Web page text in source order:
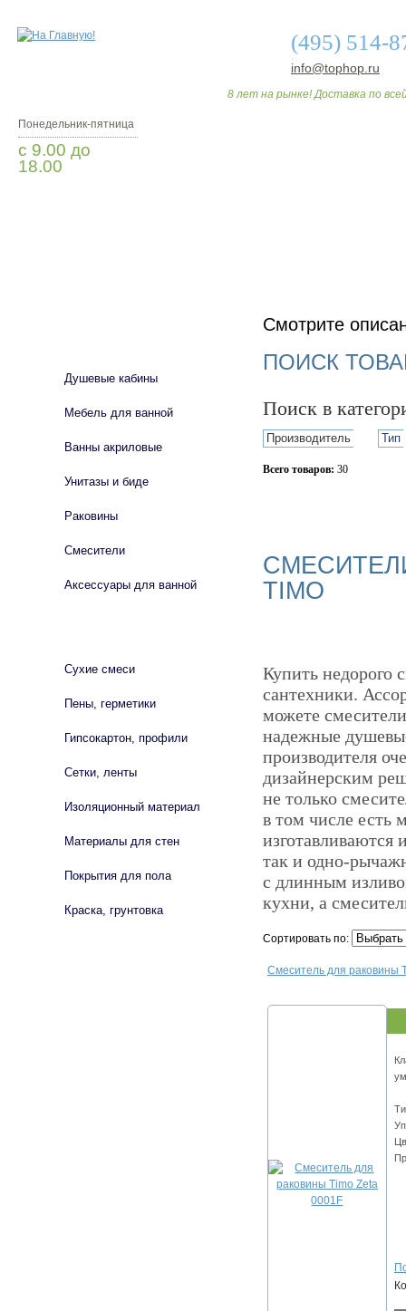
(495) 514-
info@tophop.ru
8 лет на рынке! Доставка по
Понедельник-пятница
с 9.00 до
18.00
Смотрите
ПОИСК
Поиск в
Производитель Тип
Всего товаров: 30
TIMO
Купить недорого
сантехники.
можете
надежные
производителя
дизайнерским
не только
в том числе есть
изготавливаются
так и одно-
с длинным
кухни, а
Сортировать по:
Смеситель для раковины
Душевые кабины
Мебель для ванной
Ванны акриловые
Унитазы и биде
Раковины
Смесители
Аксессуары для ванной
Сухие смеси
Пены, герметики
Гипсокартон, профили
Сетки, ленты
Изоляционный материал
Материалы для стен
Покрытия для пола
Краска, грунтовка